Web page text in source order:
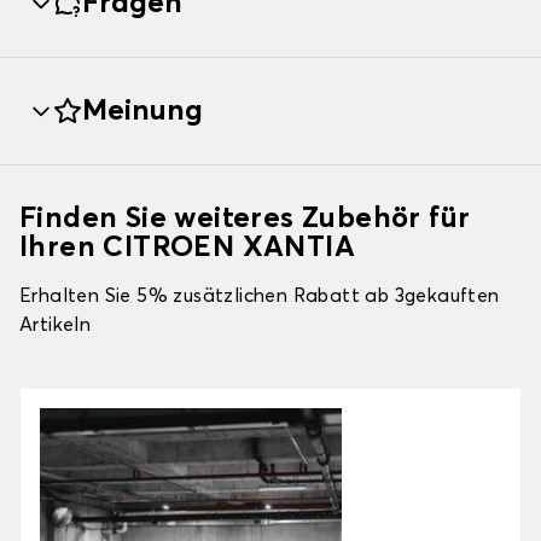
Meinung
Finden Sie weiteres Zubehör für
Ihren CITROEN XANTIA
Erhalten Sie 5% zusätzlichen Rabatt ab 3gekauften
Artikeln